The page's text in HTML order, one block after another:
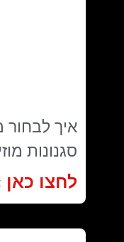
איך לבחור
סגנונות
לחצו כאן